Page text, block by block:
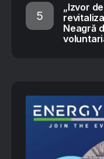
„Izvor
Neagră